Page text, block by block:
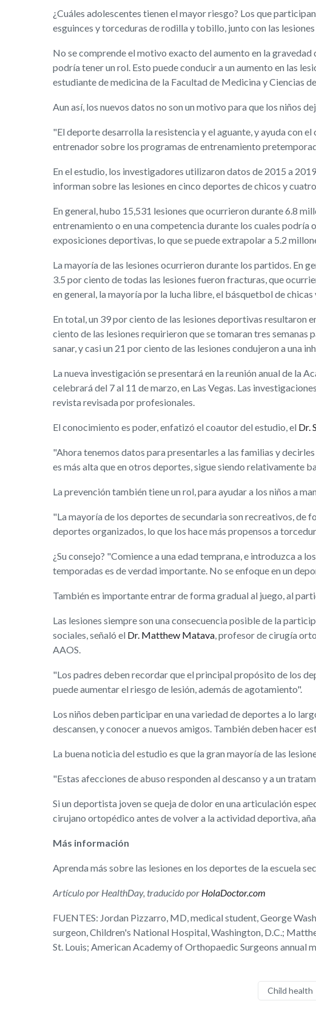
¿Cuáles adolescentes tienen el mayor riesgo? Los que
esguinces y torceduras de rodilla y tobillo, junto con las
No se comprende el motivo exacto del aumento en la gravedad
podría tener un rol. Esto puede conducir a un aumento en las
estudiante de medicina de la Facultad de Medicina y Ciencias
Aun así, los nuevos datos no son un motivo para que los niños
"El deporte desarrolla la resistencia y el aguante, y ayuda con
entrenador sobre los programas de entrenamiento
En el estudio, los investigadores utilizaron datos de 2015 a
informan sobre las lesiones en cinco deportes de chicos y
En general, hubo 15,531 lesiones que ocurrieron durante 6.8
entrenamiento o en una competencia durante los cuales podría
exposiciones deportivas, lo que se puede extrapolar a 5.2
La mayoría de las lesiones ocurrieron durante los partidos. En
3.5 por ciento de todas las lesiones fueron fracturas, que
en general, la mayoría por la lucha libre, el básquetbol de
En total, un 39 por ciento de las lesiones deportivas resultaron
ciento de las lesiones requirieron que se tomaran tres semanas
sanar, y casi un 21 por ciento de las lesiones condujeron a una
La nueva investigación se presentará en la reunión anual de la
celebrará del 7 al 11 de marzo, en Las Vegas. Las
revista revisada por profesionales.
El conocimiento es poder, enfatizó el coautor del estudio, el Dr.
"Ahora tenemos datos para presentarles a las familias y
es más alta que en otros deportes, sigue siendo relativamente
La prevención también tiene un rol, para ayudar a los niños a
"La mayoría de los deportes de secundaria son recreativos, de
deportes organizados, lo que los hace más propensos a
¿Su consejo? "Comience a una edad temprana, e introduzca a
temporadas es de verdad importante. No se enfoque en un
También es importante entrar de forma gradual al juego, al
Las lesiones siempre son una consecuencia posible de la
sociales, señaló el Dr. Matthew Matava, profesor de cirugía
AAOS.
"Los padres deben recordar que el principal propósito de los
puede aumentar el riesgo de lesión, además de agotamiento".
Los niños deben participar en una variedad de deportes a lo
descansen, y conocer a nuevos amigos. También deben hacer
La buena noticia del estudio es que la gran mayoría de las
"Estas afecciones de abuso responden al descanso y a un
Si un deportista joven se queja de dolor en una articulación
cirujano ortopédico antes de volver a la actividad deportiva,
Más información
Aprenda más sobre las lesiones en los deportes de la escuela
Artículo por HealthDay, traducido por HolaDoctor.com
FUENTES: Jordan Pizzarro, MD, medical student, George
surgeon, Children's National Hospital, Washington, D.C.;
St. Louis; American Academy of Orthopaedic Surgeons annual
Child health